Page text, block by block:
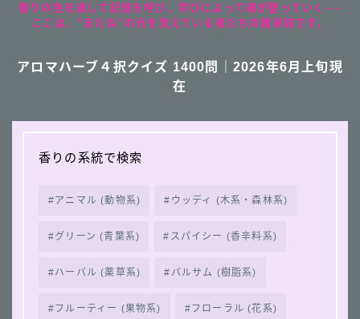
香りの色を通して記憶を呼び、学びによって魂が整っていく──
ここは、“またね”の光を覚えている者たちの魔導城です。
アロマハーブ４択クイズ 1400問｜2026年6月上旬現
在
香りの系統で検索
アニマル (動物系) ウッディ (木系・森林系)
グリーン (青葉系) スパイシー (香辛料系)
ハーバル (薬草系) バルサム (樹脂系)
フルーティー (果物系) フローラル (花系)